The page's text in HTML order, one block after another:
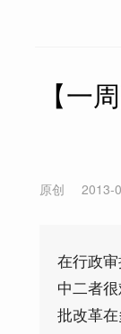
【一
原创 2013-
在行政
中二者
批改革